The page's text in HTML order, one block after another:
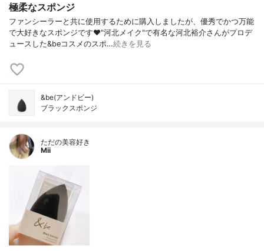
極柔なスポンジ
ファンシーラーと共に使用するために購入しましたが、優秀でかつ万能
で大好きなスポンジです♥️"河北メイク"で有名な河北裕介さんがプロデ
ュースした&beコスメのスポ…続きを見る
&be(アンドビー)
ブラックスポンジ
ただの美容好き
Mii